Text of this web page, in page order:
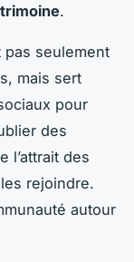
.
pas seulement
mais sert
pour
des
l’attrait des
rejoindre.
autour